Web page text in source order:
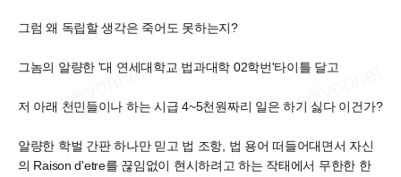
그럼 왜 독립할 생각은 죽어도 못하는지?
그놈의 알량한 '대 연세대학교 법과대학 02학번'타이틀 달고
저 아래 천민들이나 하는 시급 4~5천원짜리 일은 하기 싫다 이건가?
알량한 학벌 간판 하나만 믿고 법 조항, 법 용어 떠들어대면서 자신
의 Raison d'etre를 끊임없이 현시하려고 하는 작태에서 무한한 한